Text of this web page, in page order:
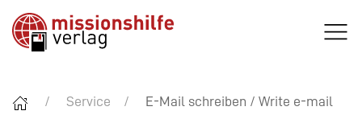
Service E-Mail schreiben / Write e-mail